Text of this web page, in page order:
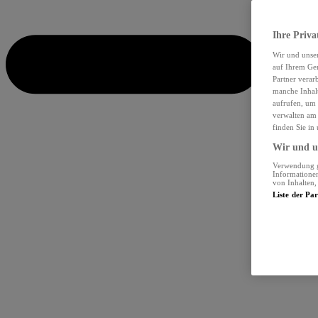
Ihre
Wir und
auf Ihrem
Partner
manche
aufrufen, um
verwalten
finden Sie in
Wir und
Verwendung
von Inhalten,
Liste der